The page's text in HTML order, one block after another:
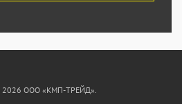
2026 ООО «КМП-ТРЕЙД».